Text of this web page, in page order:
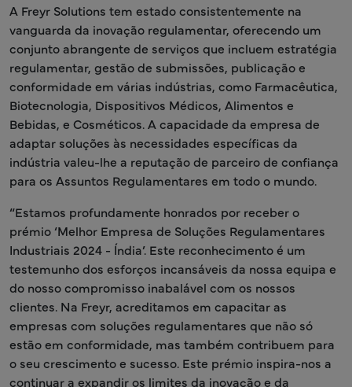
A Freyr Solutions tem estado consistentemente na
vanguarda da inovação regulamentar, oferecendo um
conjunto abrangente de serviços que incluem estratégia
regulamentar, gestão de submissões, publicação e
conformidade em várias indústrias, como Farmacêutica,
Biotecnologia, Dispositivos Médicos, Alimentos e
Bebidas, e Cosméticos. A capacidade da empresa de
adaptar soluções às necessidades específicas da
indústria valeu-lhe a reputação de parceiro de confiança
para os Assuntos Regulamentares em todo o mundo.
“Estamos profundamente honrados por receber o
prémio ‘Melhor Empresa de Soluções Regulamentares
Industriais 2024 - Índia’. Este reconhecimento é um
testemunho dos esforços incansáveis da nossa equipa e
do nosso compromisso inabalável com os nossos
clientes. Na Freyr, acreditamos em capacitar as
empresas com soluções regulamentares que não só
estão em conformidade, mas também contribuem para
o seu crescimento e sucesso. Este prémio inspira-nos a
continuar a expandir os limites da inovação e da